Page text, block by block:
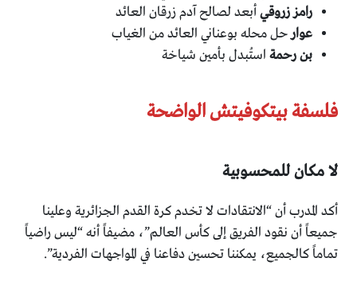
رامز زروقي أبعد لصالح آدم زرقان العائد
عوارحل محله بوعناني العائد من الغياب
بن رحمة استُبدل بأمين شياخة
فلسفة بيتكوفيتش الواضحة
لا مكان للمحسوبية
أكد المدرب أن “الانتقادات لا تخدم كرة القدم الجزائرية وعلينا
جميعاً أن نقود الفريق إلى كأس العالم”، مضيفاً أنه “ليس راضياً
تماماً كالجميع، يمكننا تحسين دفاعنا في المواجهات الفردية”.